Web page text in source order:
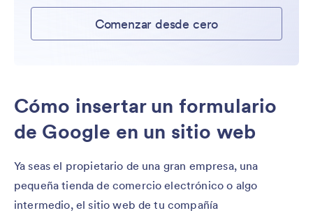
Comenzar desde cero
Cómo insertar un formulario
de Google en un sitio web
Ya seas el propietario de una gran empresa, una
pequeña tienda de comercio electrónico o algo
intermedio, el sitio web de tu compañía